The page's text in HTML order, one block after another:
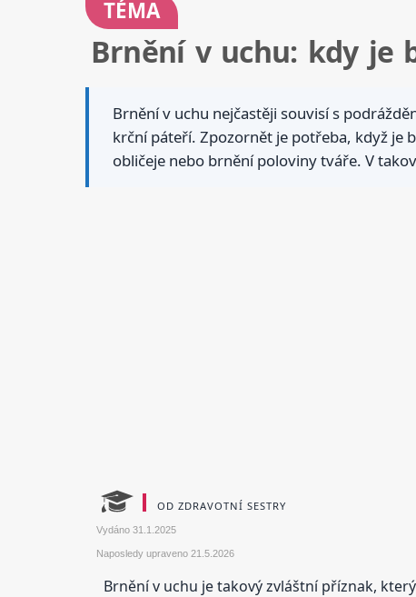
TÉMA
Brnění v uchu: kdy je
Brnění v uchu nejčastěji souvisí s
krční páteří. Zpozornět je potřeba, když je
obličeje nebo brnění poloviny tváře. V
OD ZDRAVOTNÍ SESTRY
Vydáno 31.1.2025
Naposledy upraveno 21.5.2026
Brnění v uchu je takový zvláštní příznak,